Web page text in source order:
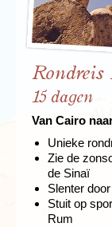
Rondreis
15 dagen
Van Cairo
Unieke
Zie de
de Sinaï
Slenter
Stuit op
Rum